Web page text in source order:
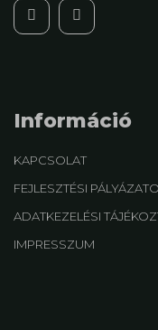
Információ
KAPCSOLAT
FEJLESZTÉSI
ADATKEZELÉSI
IMPRESSZUM